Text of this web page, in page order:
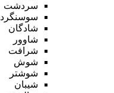
سردشت
سوسنگرد
شادگان
شاوور
شرافت
شوش
شوشتر
شیبان